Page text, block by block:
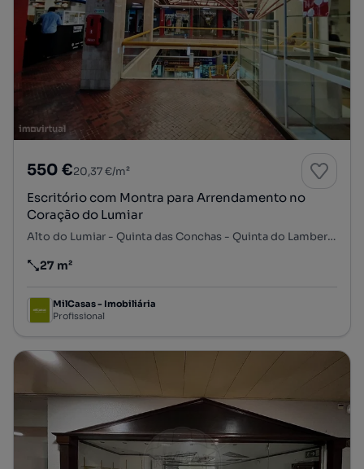
550 €20,37 €/m²
Escritório com Montra para Arrendamento no
Coração do Lumiar
Alto do Lumiar - Quinta das Conchas - Quinta do Lambert, Lumiar, Lisboa, Lisboa
Preço por metro quadrado
27 m²
MilCasas - Imobiliária
Profissional